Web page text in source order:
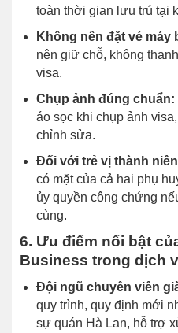
toàn thời gian lưu trú tại
Không nên đặt vé
nên giữ chỗ, không
visa.
Chụp ảnh đúng chuẩn:
áo sọc khi chụp ảnh
chỉnh sửa.
Đối với trẻ vị thành
có mặt của cả hai phụ
ủy quyền công chứng
cùng.
6. Ưu điểm nổi bật
Business trong dịch
Đội ngũ chuyên viên
quy trình, quy định mới
sự quán Hà Lan, hỗ trợ